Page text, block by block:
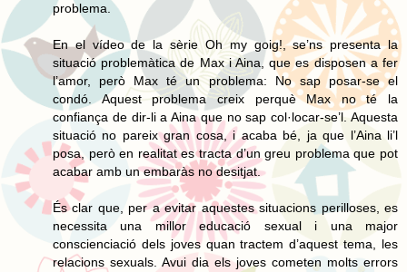
problema.
En el vídeo de la sèrie Oh my goig!, se’ns presenta la
situació problemàtica de Max i Aina, que es disposen a fer
l’amor, però Max té un problema: No sap posar-se el
condó. Aquest problema creix perquè Max no té la
confiança de dir-li a Aina que no sap col·locar-se’l. Aquesta
situació no pareix gran cosa, i acaba bé, ja que l’Aina li’l
posa, però en realitat es tracta d’un greu problema que pot
acabar amb un embaràs no desitjat.
És clar que, per a evitar aquestes situacions perilloses, es
necessita una millor educació sexual i una major
conscienciació dels joves quan tractem d’aquest tema, les
relacions sexuals. Avui dia els joves cometen molts errors